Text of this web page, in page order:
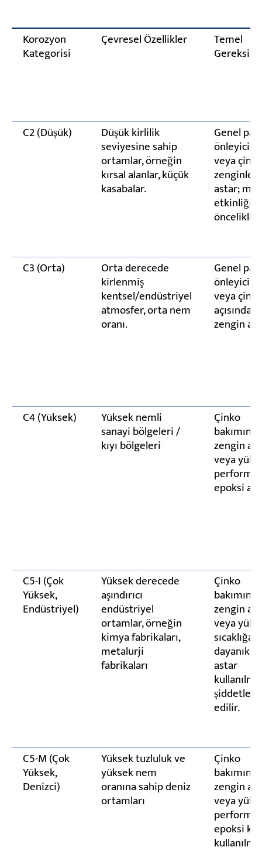
Korozyon
Kategorisi
Çevresel Özellikler Temel
C2 (Düşük) Düşük kirlilik
seviyesine sahip
ortamlar, örneğin
kırsal alanlar, küçük
kasabalar.
Genel pas
önleyici
veya çinko
astar;
etkinliği
C3 (Orta) Orta derecede
kirlenmiş
kentsel/endüstriyel
atmosfer, orta nem
oranı.
Genel pas
önleyici
veya çinko
açısından
zengin
C4 (Yüksek) Yüksek nemli
sanayi bölgeleri /
kıyı bölgeleri
Çinko
zengin
veya
epoksi
C5-I (Çok
Yüksek,
Endüstriyel)
Yüksek derecede
aşındırıcı
endüstriyel
ortamlar, örneğin
kimya fabrikaları,
metalurji
fabrikaları
Çinko
zengin
veya
sıcaklığa
dayanıklı
astar
şiddetle
edilir.
C5-M (Çok
Yüksek,
Denizci)
Yüksek tuzluluk ve
yüksek nem
oranına sahip deniz
ortamları
Çinko
zengin
veya
epoksi